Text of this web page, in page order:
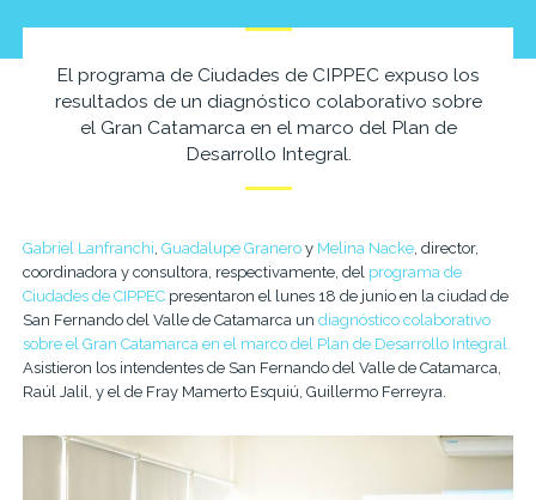
El programa de Ciudades de CIPPEC expuso los
resultados de un diagnóstico colaborativo sobre
el Gran Catamarca en el marco del Plan de
Desarrollo Integral.
Gabriel Lanfranchi Guadalupe Graneroy Melina Nacke, director,
coordinadora y consultora, respectivamente, del programa de
Ciudades de CIPPECpresentaron el lunes 18 de junio en la ciudad de
San Fernando del Valle de Catamarca un diagnóstico colaborativo
sobre el Gran Catamarca en el marco del Plan de Desarrollo Integral.
Asistieron los intendentes de San Fernando del Valle de Catamarca,
Raúl Jalil, y el de Fray Mamerto Esquiú, Guillermo Ferreyra.